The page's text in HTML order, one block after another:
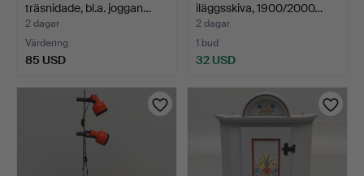
träsnidade, bl.a. joggan…
2 dagar
Värdering
85 USD
iläggsskiva, 1900/2000…
2 dagar
1 bud
32 USD